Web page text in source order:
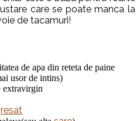
care se poate manca la
de tacamuri!
de apa din reteta de paine
usor de intins)
extravirgin